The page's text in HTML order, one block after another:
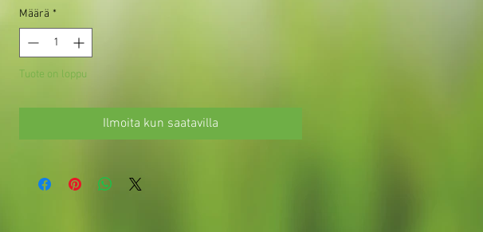
Määrä *
Tuote on loppu
Ilmoita kun saatavilla